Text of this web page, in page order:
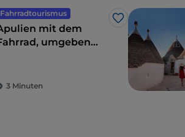
Fahrradtourismus
Like
mit dem
umgeben
Dörfern
3 Minuten